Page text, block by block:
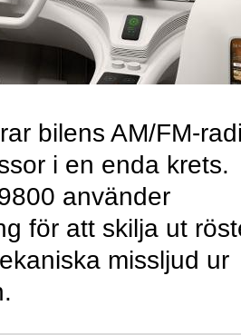
bilens AM/FM-
i en enda krets.
använder
för att skilja ut
missljud ur